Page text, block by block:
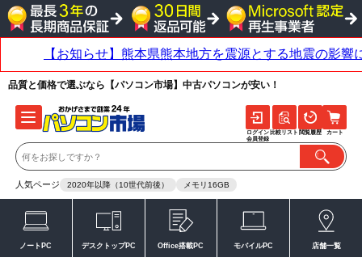
品質と価格で選ぶなら【パソコン市場】中古パソコンが安い！
人気ページ 2020年以降（10世代前後） メモリ16GB
ログイン
会員登録
比較リスト 閲覧履歴 カート
ノートPC デスクトップPC Office搭載PC モバイルPC 店舗一覧